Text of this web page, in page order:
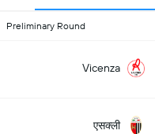
Preliminary Round
Vicenza
एसक्ली